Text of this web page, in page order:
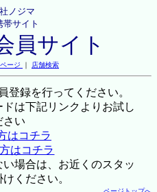
ノジマ
帯サイト
員サイト
ージ ｜ 店舗検索
登録を行ってください。
は下記リンクよりお試し
さい
はコチラ
はコチラ
場合は、お近くのスタッ
ください。